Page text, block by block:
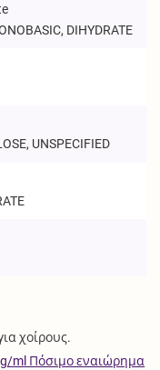
DIHYDRATE
UNSPECIFIED
χοίρους.
ml Πόσιμο εναιώρημα